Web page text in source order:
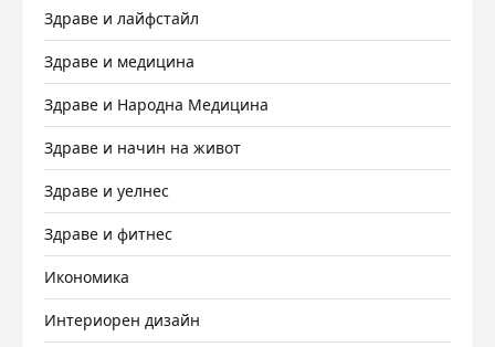
Здраве и лайфстайл
Здраве и медицина
Здраве и Народна Медицина
Здраве и начин на живот
Здраве и уелнес
Здраве и фитнес
Икономика
Интериорен дизайн